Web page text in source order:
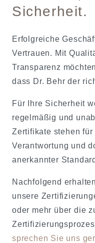
Sicherheit.
Erfolgreiche
Vertrauen. Mit
Transparenz
dass Dr. Behr der
Für Ihre Sicherheit
regelmäßig und
Zertifikate stehen
Verantwortung und
anerkannter
Nachfolgend
unsere
oder mehr über die
sprechen Sie uns